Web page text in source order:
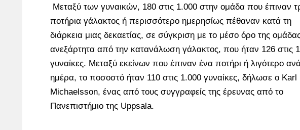
Μεταξύ των γυναικών, 180 στις 1.000 στην ομάδα που έπιναν
ποτήρια γάλακτος ή περισσότερο ημερησίως πέθαναν κατά τη
διάρκεια μιας δεκαετίας, σε σύγκριση με το μέσο όρο της
ανεξάρτητα από την κατανάλωση γάλακτος, που ήταν 126 στις
γυναίκες. Μεταξύ εκείνων που έπιναν ένα ποτήρι ή λιγότερο
ημέρα, το ποσοστό ήταν 110 στις 1.000 γυναίκες, δήλωσε ο Karl
Michaelsson, ένας από τους συγγραφείς της έρευνας από το
Πανεπιστήμιο της Uppsala.